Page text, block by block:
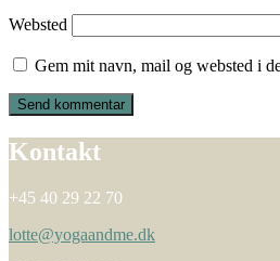
Websted
Gem mit navn, mail og websted i
Kontakt
+45 40 29 22 70
lotte@yogaandme.dk